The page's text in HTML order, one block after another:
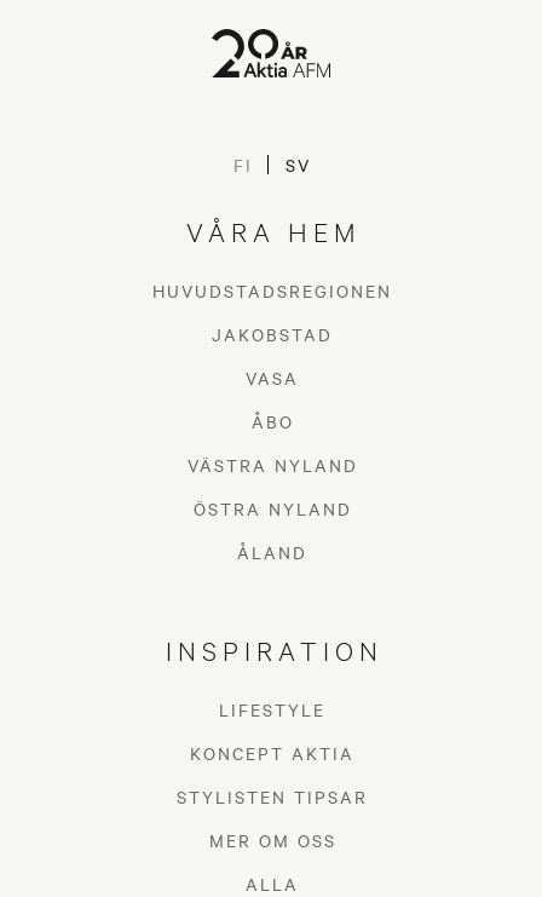
FI SV
VÅRA HEM
HUVUDSTADSREGIONEN
JAKOBSTAD
VASA
ÅBO
VÄSTRA NYLAND
ÖSTRA NYLAND
ÅLAND
INSPIRATION
LIFESTYLE
KONCEPT AKTIA
STYLISTEN TIPSAR
MER OM OSS
ALLA